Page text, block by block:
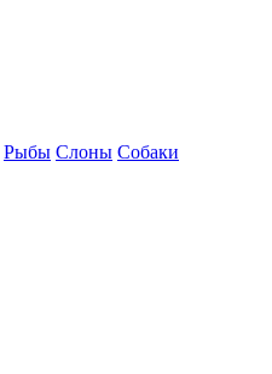
Рыбы Слоны Собаки